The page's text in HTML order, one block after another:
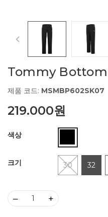
Tommy Bottom
제품 코드: MSMBP602SK07
219.000원
색상
크기 30 32
– +